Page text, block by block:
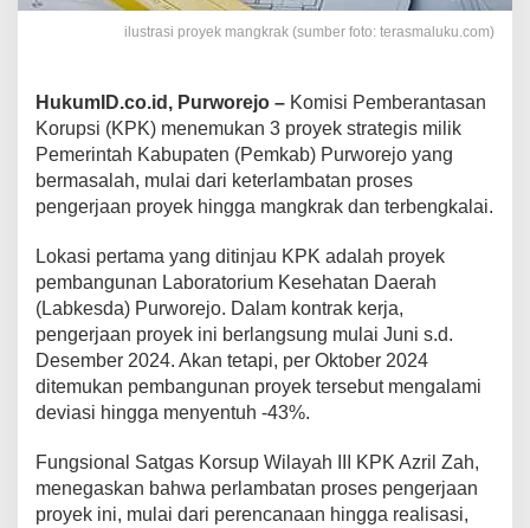
ilustrasi proyek mangkrak (sumber foto: terasmaluku.com)
HukumID.co.id, Purworejo – Komisi Pemberantasan
Korupsi (KPK) menemukan 3 proyek strategis milik
Pemerintah Kabupaten (Pemkab) Purworejo yang
bermasalah, mulai dari keterlambatan proses
pengerjaan proyek hingga mangkrak dan terbengkalai.
Lokasi pertama yang ditinjau KPK adalah proyek
pembangunan Laboratorium Kesehatan Daerah
(Labkesda) Purworejo. Dalam kontrak kerja,
pengerjaan proyek ini berlangsung mulai Juni s.d.
Desember 2024. Akan tetapi, per Oktober 2024
ditemukan pembangunan proyek tersebut mengalami
deviasi hingga menyentuh -43%.
Fungsional Satgas Korsup Wilayah III KPK Azril Zah,
menegaskan bahwa perlambatan proses pengerjaan
proyek ini, mulai dari perencanaan hingga realisasi,